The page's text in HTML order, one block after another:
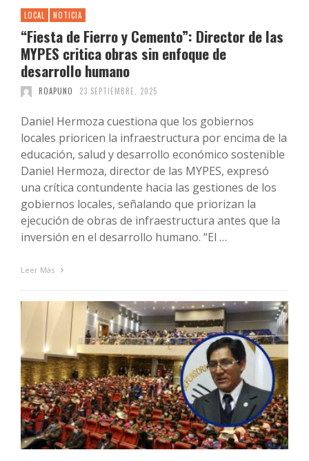
LOCAL NOTICIA
“Fiesta de Fierro y Cemento”: Director de las
MYPES critica obras sin enfoque de
desarrollo humano
ROAPUNO 23 SEPTIEMBRE, 2025
Daniel Hermoza cuestiona que los gobiernos
locales prioricen la infraestructura por encima de la
educación, salud y desarrollo económico sostenible
Daniel Hermoza, director de las MYPES, expresó
una crítica contundente hacia las gestiones de los
gobiernos locales, señalando que priorizan la
ejecución de obras de infraestructura antes que la
inversión en el desarrollo humano. “El …
Leer Más